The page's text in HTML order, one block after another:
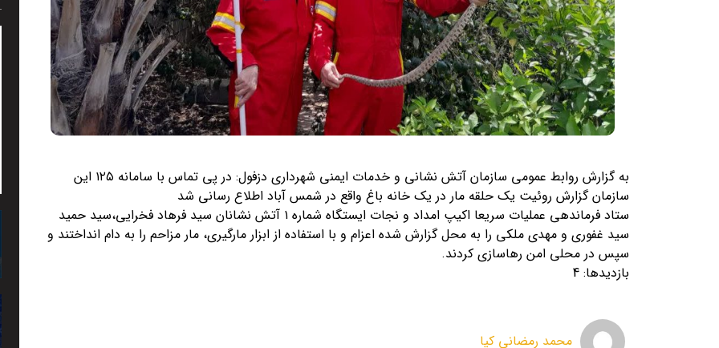
به گزارش روابط عمومی سازمان آتش نشانی و خدمات ایمنی شهرداری دزفول: در پی تماس با سامانه ۱۲۵ این
سازمان گزارش روئیت یک حلقه مار در یک خانه باغ واقع در شمس آباد اطلاع رسانی شد
ستاد فرماندهی عملیات سریعا اکیپ امداد و نجات ایستگاه شماره ۱ آتش نشانان سید فرهاد فخرایی،سید حمید
سید غفوری و مهدی ملکی را به محل گزارش شده اعزام و با استفاده از ابزار مارگیری، مار مزاحم را به دام انداختند و
سپس در محلی امن رهاسازی کردند.
بازدیدها: 4
محمد رمضانی کیا